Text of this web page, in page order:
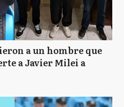
a un hombre que
a Javier Milei a